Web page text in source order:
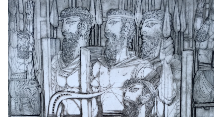
AUSSTELLUNGEN
NACHRICHTEN
ÜBER UNS | KONTAKT
EN
HU